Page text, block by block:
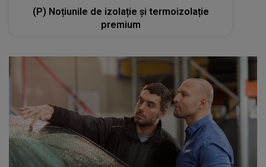
(P) Noțiunile de izolație și termoizolație
premium